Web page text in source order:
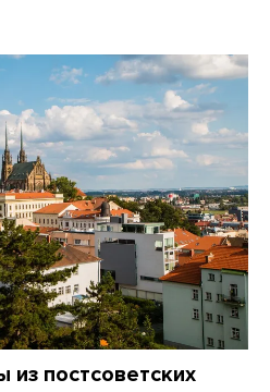
из постсоветских